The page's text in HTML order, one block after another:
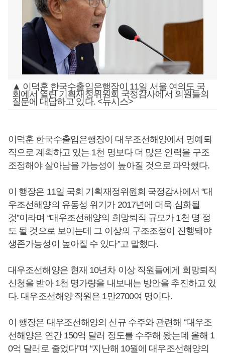
▲ 이덕훈 한국수출입은행장이 11일 서울 여의도 국
회에서 열린 기획재정위원회 국정감사에서 의원들의
질문에 대답하고 있다. <뉴시스>
이덕훈 한국수출입은행장이 대우조선해양에서 명예퇴
직으로 계획하고 있는 1천 명보다 더 많은 인력을 구조
조정해야 살아남을 가능성이 높아질 것으로 파악했다.
이 행장은 11일 국회 기획재정위원회 국정감사에서 “대
우조선해양의 유동성 위기가 2017년에 더욱 심화될
것”이라며 “대우조선해양의 희망퇴직 규모가 1천 명 정
도 될 것으로 보이는데 그 이상의 구조조정이 진행돼야
생존가능성이 높아질 수 있다”고 말했다.
대우조선해양은 현재 10년차 이상 직원들에게 희망퇴직
신청을 받아 1천 명가량을 내보내는 방안을 추진하고 있
다. 대우조선해양 직원은 1만2700여 명이다.
이 행장은 대우조선해양의 신규 수주와 관련해 “대우조
선해양은 연간 150억 달러 정도를 수주해 왔는데 올해 1
0억 달러로 줄었다”며 “지난해 10월에 대우조선해양의